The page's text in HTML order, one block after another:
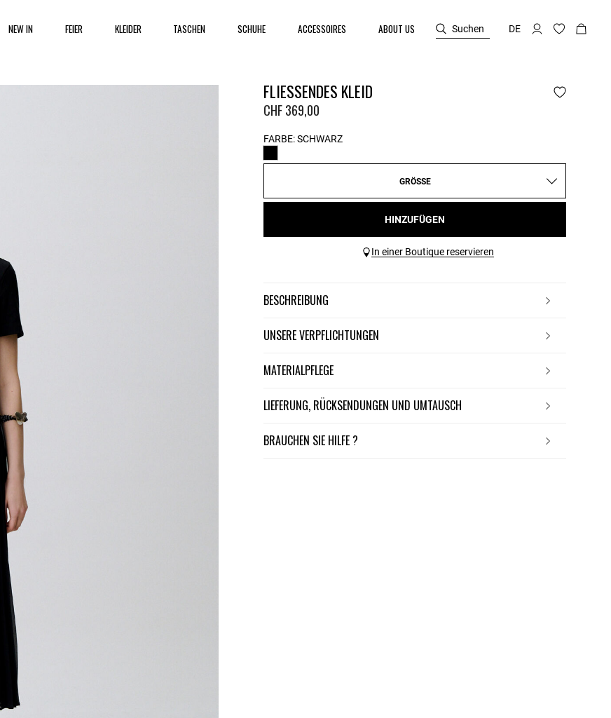
NEW IN FEIER KLEIDER TASCHEN SCHUHE ACCESSOIRES ABOUT US Suchen DE
FLIESSENDES KLEID
CHF 369,00
FARBE:SCHWARZ
GRÖSSE
HINZUFÜGEN
In einer Boutique reservieren
BESCHREIBUNG
UNSERE VERPFLICHTUNGEN
MATERIALPFLEGE
LIEFERUNG, RÜCKSENDUNGEN UND UMTAUSCH
BRAUCHEN SIE HILFE ?